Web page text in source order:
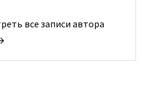
все записи автора